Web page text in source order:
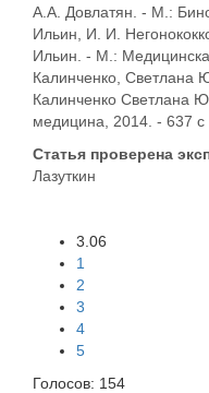
А.А. Довлатян. - М.:
Ильин, И. И.
Ильин. - М.:
Калинченко, Светлана
Калинченко Светлана
медицина, 2014. - 637 c
Статья проверена
Лазуткин
3.06
1
2
3
4
5
Голосов: 154